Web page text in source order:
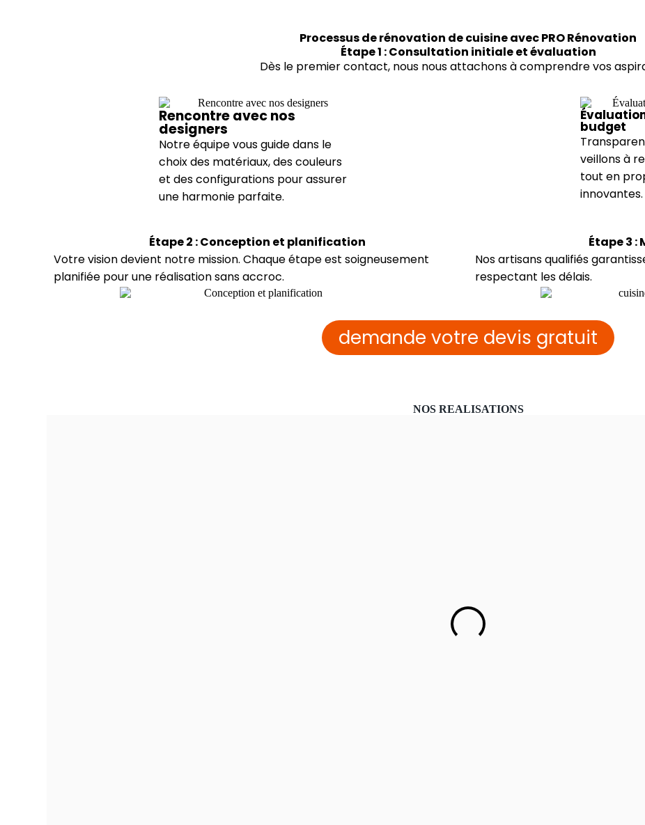
Processus de rénovation de cuisine avec PRO Rénovation
Étape 1 : Consultation initiale et évaluation
Dès le premier contact, nous nous attachons à comprendre vos
Rencontre avec nos
designers
Notre équipe vous guide dans le
choix des matériaux, des couleurs
et des configurations pour assurer
une harmonie parfaite.
budget
veillons à
tout en
innovantes.
Étape 2 : Conception et planification
Votre vision devient notre mission. Chaque étape est soigneusement
planifiée pour une réalisation sans accroc.
Étape 3 :
Nos artisans qualifiés
respectant les délais.
demande votre devis gratuit
NOS REALISATIONS